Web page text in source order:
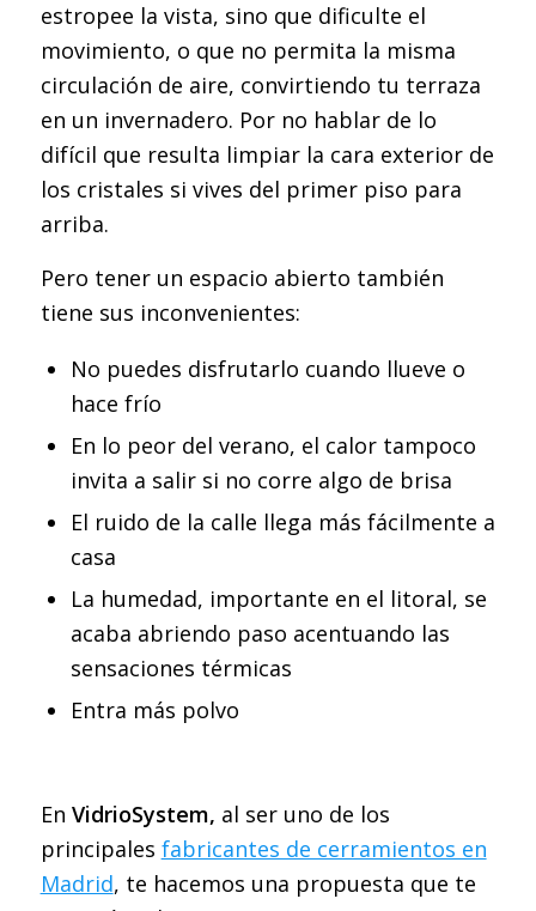
estropee la vista, sino que dificulte el
movimiento, o que no permita la misma
circulación de aire, convirtiendo tu terraza
en un invernadero. Por no hablar de lo
difícil que resulta limpiar la cara exterior de
los cristales si vives del primer piso para
arriba.
Pero tener un espacio abierto también
tiene sus inconvenientes:
No puedes disfrutarlo cuando llueve o
hace frío
En lo peor del verano, el calor tampoco
invita a salir si no corre algo de brisa
El ruido de la calle llega más fácilmente a
casa
La humedad, importante en el litoral, se
acaba abriendo paso acentuando las
sensaciones térmicas
Entra más polvo
En VidrioSystem, al ser uno de los
principales fabricantes de cerramientos en
Madrid, te hacemos una propuesta que te